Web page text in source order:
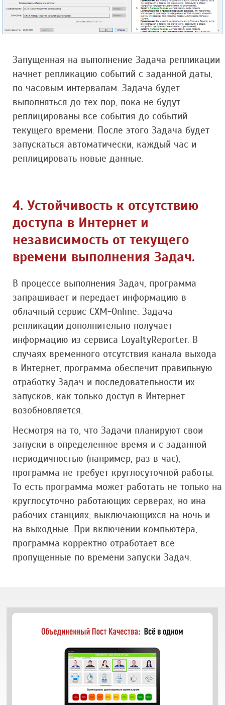
Запущенная на выполнение Задача репликации
начнет репликацию событий с заданной даты,
по часовым интервалам. Задача будет
выполняться до тех пор, пока не будут
реплицированы все события до событий
текущего времени. После этого Задача будет
запускаться автоматически, каждый час и
реплицировать новые данные.
4. Устойчивость к отсутствию
доступа в Интернет и
независимость от текущего
времени выполнения Задач.
В процессе выполнения Задач, программа
запрашивает и передает информацию в
облачный сервис CXM-Online. Задача
репликации дополнительно получает
информацию из сервиса LoyaltyReporter. В
случаях временного отсутствия канала выхода
в Интернет, программа обеспечит правильную
отработку Задач и последовательности их
запусков, как только доступ в Интернет
возобновляется.
Несмотря на то, что Задачи планируют свои
запуски в определенное время и с заданной
периодичностью (например, раз в час),
программа не требует круглосуточной работы.
То есть программа может работать не только на
круглосуточно работающих серверах, но ина
рабочих станциях, выключающихся на ночь и
на выходные. При включении компьютера,
программа корректно отработает все
пропущенные по времени запуски Задач.